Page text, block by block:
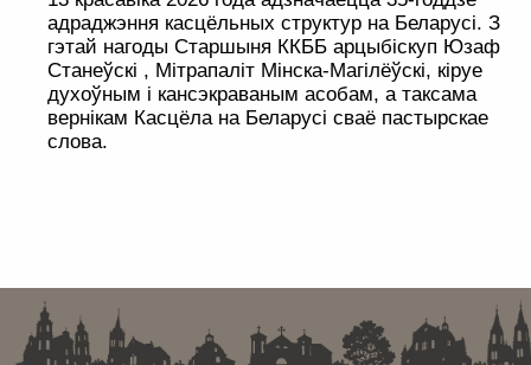
адраджэння касцёльных структур на Беларусі. З
гэтай нагоды Старшыня ККББ арцыбіскуп Юзаф
Станеўскі , Мітрапаліт Мінска-Магілёўскі, кіруе
духоўным і кансэкраваным асобам, а таксама
вернікам Касцёла на Беларусі сваё пастырскае
слова.